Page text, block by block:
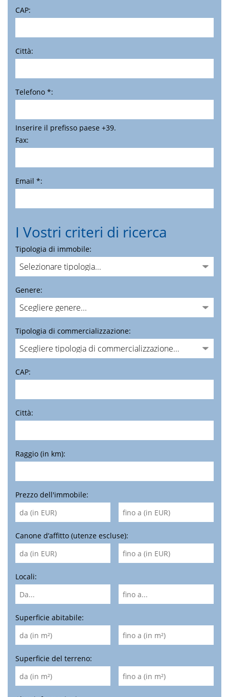
CAP:
Città:
Telefono *:
Inserire il prefisso paese +39.
Fax:
Email *:
I Vostri criteri di ricerca
Tipologia di immobile:
Genere:
Tipologia di commercializzazione:
CAP:
Città:
Raggio (in km):
Prezzo dell'immobile:
Canone d’affitto (utenze escluse):
Locali:
Superficie abitabile:
Superficie del terreno: